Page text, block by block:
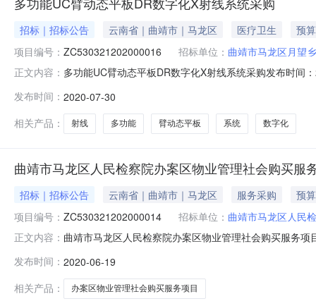
招标｜招标公告 云南省｜曲靖市｜马龙区 医疗卫生
预
项目编号： ZC530321202000016 招标单位： 曲靖市马龙区月望
正文内容： 多功能UC臂动态平板DR数字化X射线系统采购发布时间
参加竞标。采购单位基本情况：单位名称：曲靖市马龙
1588708
发布时间： 2020-07-30
相关产品：
射线 多功能 臂动态平板 系统 数字化
曲靖市马龙区人民检察院办案区物业管理社会购买服
招标｜招标公告 云南省｜曲靖市｜马龙区 服务采购
预
项目编号： ZC530321202000014 招标单位： 曲靖市马龙区人民
正文内容： 曲靖市马龙区人民检察院办案区物业管理社会购买服务
有相应服务能力的供应商报名参加竞谈。采购单位基本
系人及
发布时间： 2020-06-19
相关产品：
办案区物业管理社会购买服务项目